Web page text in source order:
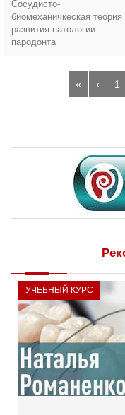
Сосудисто-
биомеханичкеская теория
развития патологии
пародонта
« ‹ 1
УЧЕБНЫЙ КУРС